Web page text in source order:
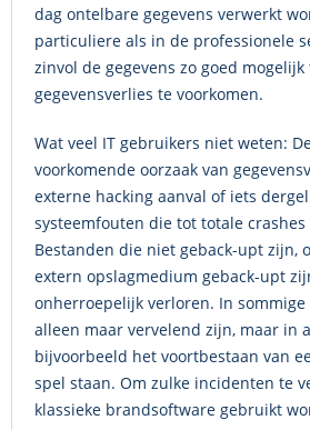
dag ontelbare gegevens verwerkt
particuliere als in de professionele
zinvol de gegevens zo goed
gegevensverlies te voorkomen.
Wat veel IT gebruikers niet weten:
voorkomende oorzaak van
externe hacking aanval of iets
systeemfouten die tot totale
Bestanden die niet geback-upt zijn,
extern opslagmedium geback-upt
onherroepelijk verloren. In
alleen maar vervelend zijn, maar in
bijvoorbeeld het voortbestaan van
spel staan. Om zulke incidenten te
klassieke brandsoftware gebruikt